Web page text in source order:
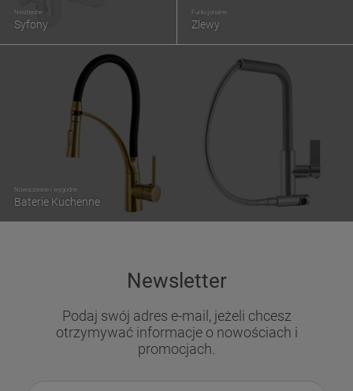
Nowoczesne i wygodne
Baterie Kuchenne
Niezbędne
Syfony
Funkcjonalne
Zlewy
Newsletter
Podaj swój adres e-mail, jeżeli chcesz
otrzymywać informacje o nowościach i
promocjach.